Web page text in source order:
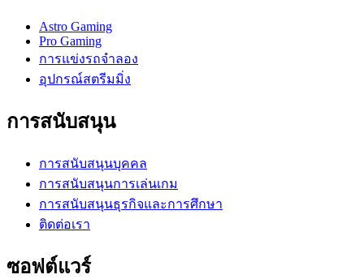
Astro Gaming
Pro Gaming
การแข่งรถจำลอง
อุปกรณ์สตรีมมิ่ง
การสนับสนุน
การสนับสนุนบุคคล
การสนับสนุนการเล่นเกม
การสนับสนุนธุรกิจและการศึกษา
ติดต่อเรา
ซอฟต์แวร์